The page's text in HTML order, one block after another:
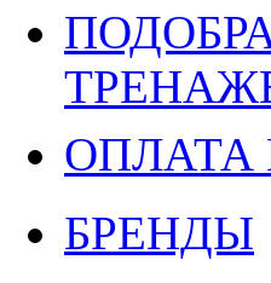
ОПЛАТА
БРЕНДЫ